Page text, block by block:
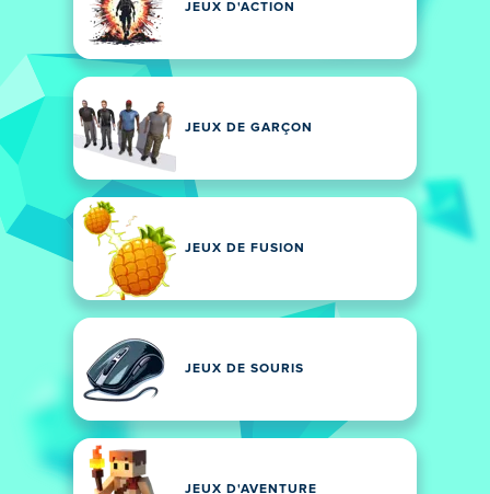
JEUX D'ACTION
JEUX DE GARÇON
JEUX DE FUSION
JEUX DE SOURIS
JEUX D'AVENTURE